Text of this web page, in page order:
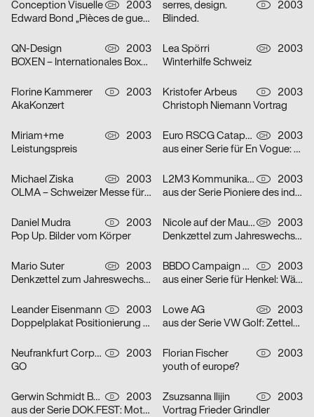
Conception Visuelle CH
2003
Edward Bond „Pièces de guerre I-II“
serres, design. D
2003
Blinded.
QN-Design CH
2003
BOXEN – Internationales Boxmeeting
Lea Spörri CH
2003
Winterhilfe Schweiz
Florine Kammerer D
2003
AkaKonzert
Kristofer Arbeus D
2003
Christoph Niemann Vortrag
Miriam+me CH
2003
Leistungspreis
Euro RSCG Catapult AG Switzerland CH
2003
aus einer Serie für En Vogue: Fisch
Michael Ziska CH
2003
OLMA – Schweizer Messe für Land- und Milchwirtschaft 2003
L2M3 Kommunikationsdesign D
2003
aus der Serie Pioniere des industriellen Designs am Bodensee: Champs
Daniel Mudra D
2003
Pop Up. Bilder vom Körper
Nicole auf der Mauer CH
2003
Denkzettel zum Jahreswechsel: Mädchen
Mario Suter CH
2003
Denkzettel zum Jahreswechsel: Öl
BBDO Campaign GmbH Düsseldorf D
2003
aus einer Serie für Henkel: Wäscheklammern
Leander Eisenmann D
2003
Doppelplakat Positionierung – Design und Architektur, von der Ausbildung zum Beruf?
Lowe AG CH
2003
aus der Serie VW Golf: Zettelplakat
Neufrankfurt Corporate Design GmbH D
2003
GO
Florian Fischer D
2003
youth of europe?
Gerwin Schmidt Büro für visuelle Gestaltung D
2003
aus der Serie DOK.FEST: Motiv Schrei – Motiv Kuss
Zsuzsanna Ilijin D
2003
Vortrag Frieder Grindler